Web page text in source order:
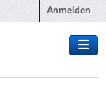
Anmelden